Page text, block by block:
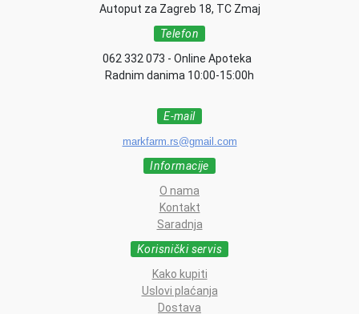
Autoput za Zagreb 18, TC Zmaj
Telefon
062 332 073 - Online Apoteka
Radnim danima 10:00-15:00h
E-mail
markfarm.rs@gmail.com
Informacije
O nama
Kontakt
Saradnja
Korisnički servis
Kako kupiti
Uslovi plaćanja
Dostava